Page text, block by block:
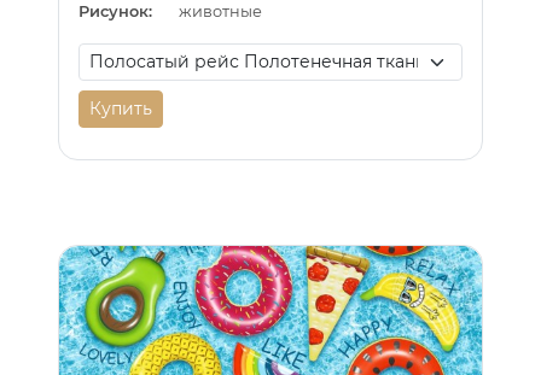
Рисунок: животные
Купить